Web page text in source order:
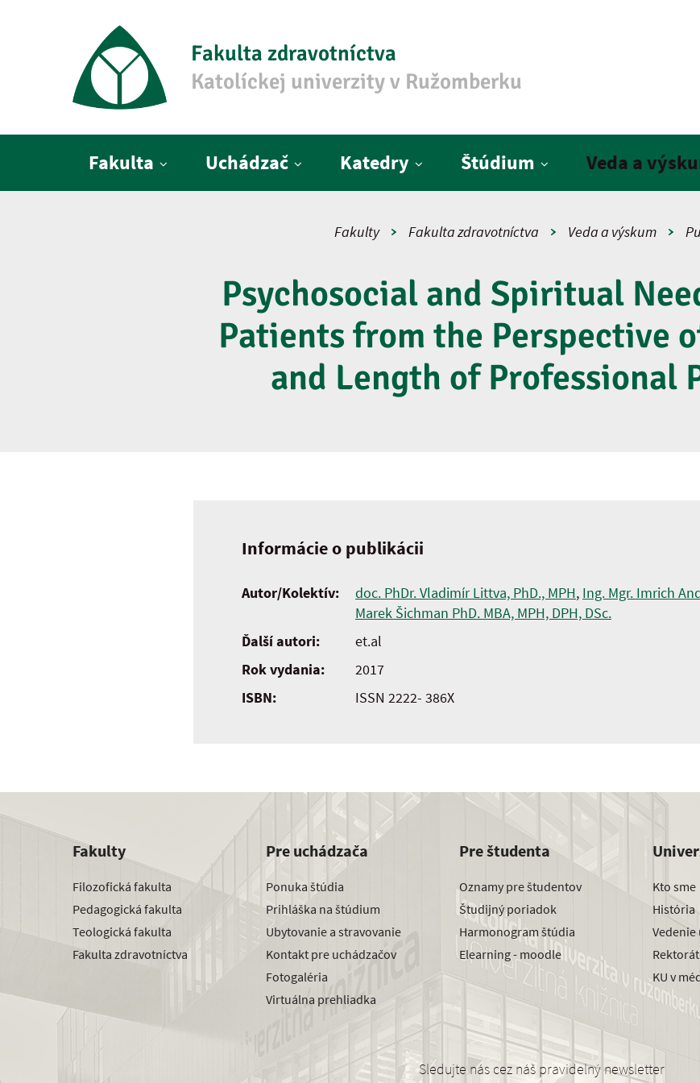
Fakulta zdravotníctva
Katolíckej univerzity v Ružomberku
Fakulta Uchádzač Katedry Štúdium Veda a
Fakulty Fakulta zdravotníctva Veda a výskum
Psychosocial and Spiritual
Patients from the Perspective
and Length of Professional
Informácie o publikácii
Autor/Kolektív: doc. PhDr. Vladimír Littva, PhD., MPH, Ing. Mgr. Imrich
Marek Šichman PhD. MBA, MPH, DPH, DSc.
Ďalší autori:
et.al
Rok vydania:
2017
ISBN:
ISSN 2222- 386X
Fakulty
Filozofická fakulta
Pedagogická fakulta
Teologická fakulta
Fakulta zdravotníctva
Pre uchádzača
Ponuka štúdia
Prihláška na štúdium
Ubytovanie a stravovanie
Kontakt pre uchádzačov
Fotogaléria
Virtuálna prehliadka
Pre študenta
Oznamy pre študentov
Študijný poriadok
Harmonogram štúdia
Elearning - moodle
Kto sme
História
Rektorát
KU v
Sledujte nás cez náš pravidelný newsletter